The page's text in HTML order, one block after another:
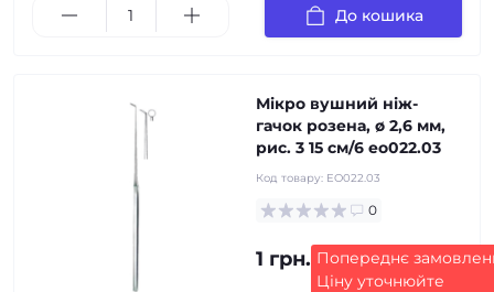
До кошика
Мікро вушний ніж-
гачок розена, ø 2,6 мм,
рис. 3 15 см/6 eo022.03
Код товару: EO022.03
0
1 грн. Попереднє
Ціну уточнюйте